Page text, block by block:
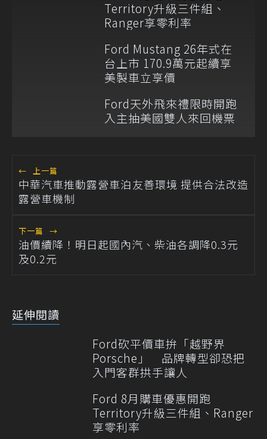
Territory升級三件組、
Ranger享零利率
Ford Mustang 26年式在
台上市 170.9萬元起續享
美製車立享價
Ford天外飛來禮限時開跑
入主抽美國雙人來回機票
← 上一篇
中華汽車推動露營車泊友善環境 提供合法改造
露營車機制
下一篇 →
油價續降！明日起國內汽、柴油各調降0.3元
及0.2元
延伸閱讀
Ford砍平價車拚「越野界
Porsche」 品牌轉型卻恐把
入門客群拱手讓人
Ford 8月購車優惠開跑
Territory升級三件組、Ranger
享零利率